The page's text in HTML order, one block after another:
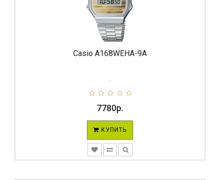
Casio A168WEHA-9A
7780р.
КУПИТЬ